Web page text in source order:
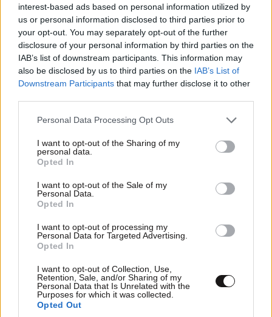
interest-based ads based on personal information utilized by
us or personal information disclosed to third parties prior to
your opt-out. You may separately opt-out of the further
disclosure of your personal information by third parties on the
IAB’s list of downstream participants. This information may
also be disclosed by us to third parties on the IAB’s List of
Downstream Participants that may further disclose it to other
Please note that this website/app uses one or more Google
not limited to your visit or usage behaviour. You may click to
grant or deny consent to Google and its third-party tags to
use your data for below specified purposes in below Google
consent section.
Personal Data Processing Opt Outs
I want to opt-out of the Sharing of my
personal data.
Opted In
I want to opt-out of the Sale of my
Personal Data.
Opted In
I want to opt-out of processing my
Personal Data for Targeted Advertising.
Opted In
I want to opt-out of Collection, Use,
Retention, Sale, and/or Sharing of my
Personal Data that Is Unrelated with the
Purposes for which it was collected.
Opted Out
Ο καιρός τον Δεκαπενταύγουστο: Πτώση της
θερμοκρασίας και ενίσχυση των ανέμων – Που